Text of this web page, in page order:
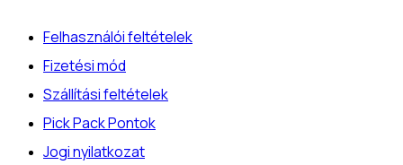
Felhasználói feltételek
Fizetési mód
Szállítási feltételek
Pick Pack Pontok
Jogi nyilatkozat